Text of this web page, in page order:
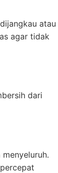
atau
agar tidak
dari